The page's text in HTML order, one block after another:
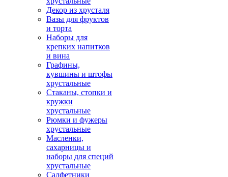
Декор из хрусталя
Вазы для фруктов
и торта
Наборы для
крепких напитков
и вина
Графины,
кувшины и штофы
хрустальные
Стаканы, стопки и
кружки
хрустальные
Рюмки и фужеры
хрустальные
Масленки,
сахарницы и
наборы для специй
хрустальные
Салфетники